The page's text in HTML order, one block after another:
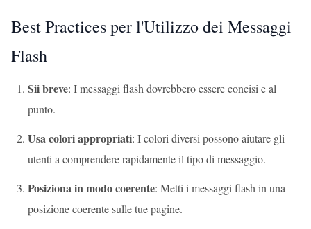
Best Practices per l'Utilizzo dei Messaggi
Flash
Sii breve: I messaggi flash dovrebbero essere concisi e al
punto.
Usa colori appropriati: I colori diversi possono aiutare gli
utenti a comprendere rapidamente il tipo di messaggio.
Posiziona in modo coerente: Metti i messaggi flash in una
posizione coerente sulle tue pagine.